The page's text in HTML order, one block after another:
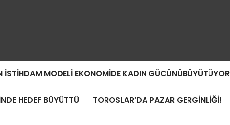
İSTIHDAM MODELI EKONOMIDE KADIN GÜCÜNÜBÜYÜTÜYOR
HEDEF BÜYÜTTÜ TOROSLAR’DA PAZAR GERGİNLİĞİ!